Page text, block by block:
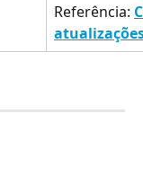
Referência: